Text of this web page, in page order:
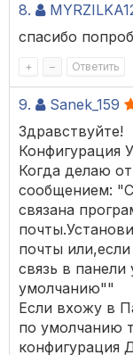
8.
спасибо
+ – Ответить
9. Sanek_159
Здравствуйте!
Конфигурация
Когда делаю
сообщением:
связана
почты
связь в
умолчанию""
Если вхожу в
по умолчанию
конфигурация